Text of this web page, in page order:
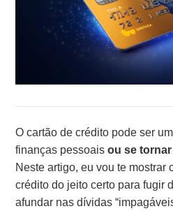
O cartão de crédito pode ser
finanças pessoaisou se
Neste artigo, eu vou te mostrar
crédito do jeito certo para fugir
afundar nas dívidas